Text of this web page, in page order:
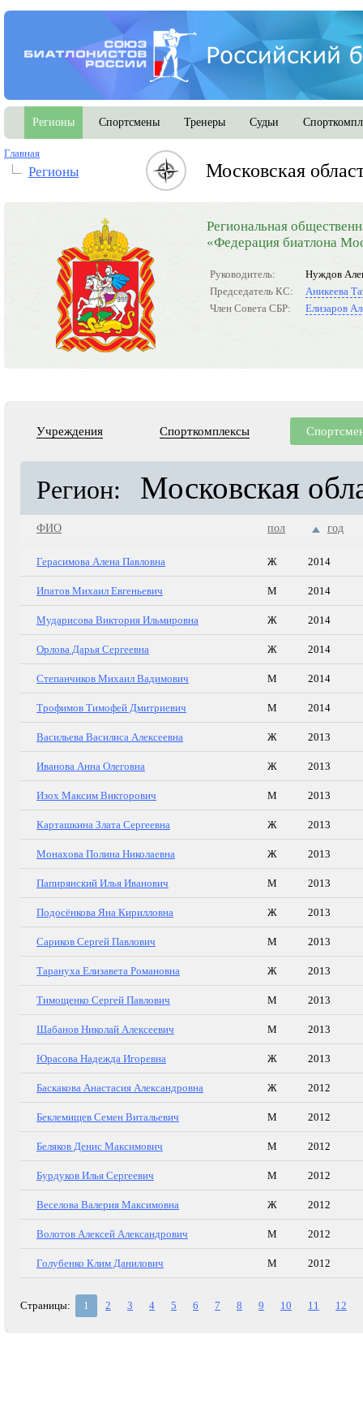
Регионы Спортсмены Тренеры Судьи
Главная
Регионы Московская
Региональная
«Федерация биатлона
Руководитель:
Нуждов
Председатель КС:
Аникеева
Член Совета СБР:
Елизаров
Учреждения Спорткомплексы
Регион: Московская
ФИО пол год
Герасимова Алена Павловна Ж 2014
Ипатов Михаил Евгеньевич М 2014
Мударисова Виктория Ильмировна Ж 2014
Орлова Дарья Сергеевна Ж 2014
Степанчиков Михаил Вадимович М 2014
Трофимов Тимофей Дмитриевич М 2014
Васильева Василиса Алексеевна Ж 2013
Иванова Анна Олеговна Ж 2013
Изох Максим Викторович М 2013
Карташкина Злата Сергеевна Ж 2013
Монахова Полина Николаевна Ж 2013
Папирянский Илья Иванович М 2013
Подосёнкова Яна Кирилловна Ж 2013
Сариков Сергей Павлович М 2013
Тарануха Елизавета Романовна Ж 2013
Тимощенко Сергей Павлович М 2013
Шабанов Николай Алексеевич М 2013
Юрасова Надежда Игоревна Ж 2013
Баскакова Анастасия Александровна Ж 2012
Беклемищев Семен Витальевич М 2012
Беляков Денис Максимович М 2012
Бурдуков Илья Сергеевич М 2012
Веселова Валерия Максимовна Ж 2012
Волотов Алексей Александрович М 2012
Голубенко Клим Данилович М 2012
Страницы: 1 2 3 4 5 6 7 8 9 10 11 12